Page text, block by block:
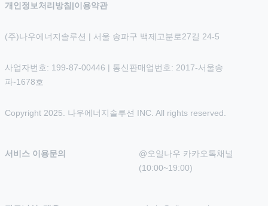
개인정보처리방침 |이용약관
(주)나우에너지솔루션 | 서울 송파구 백제고분로27길 24-5
사업자번호: 199-87-00446 | 통신판매업번호: 2017-서울송
파-1678호
Copyright 2025. 나우에너지솔루션 INC. All rights reserved.
서비스 이용문의
@오일나우 카카오톡채널
(10:00~19:00)